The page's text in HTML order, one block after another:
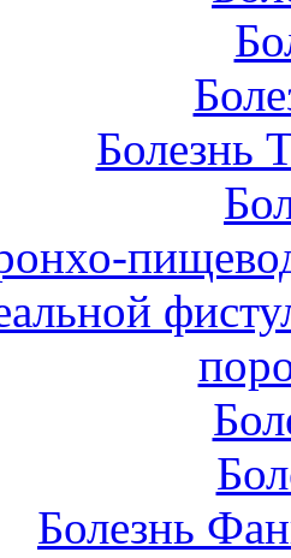
Болезнь
Болезнь